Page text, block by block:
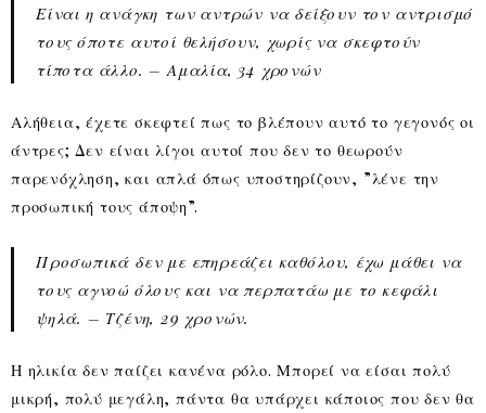
Είναι η ανάγκη των αντρών να δείξουν τον αντρισμό
τους όποτε αυτοί θελήσουν, χωρίς να σκεφτούν
τίποτα άλλο. – Αμαλία, 34 χρονών
Αλήθεια, έχετε σκεφτεί πως το βλέπουν αυτό το γεγονός οι
άντρες; Δεν είναι λίγοι αυτοί που δεν το θεωρούν
παρενόχληση, και απλά όπως υποστηρίζουν, ”λένε την
προσωπική τους άποψη”.
Προσωπικά δεν με επηρεάζει καθόλου, έχω μάθει να
τους αγνοώ όλους και να περπατάω με το κεφάλι
ψηλά. – Τζένη, 29 χρονών.
Η ηλικία δεν παίζει κανένα ρόλο. Μπορεί να είσαι πολύ
μικρή, πολύ μεγάλη, πάντα θα υπάρχει κάποιος που δεν θα